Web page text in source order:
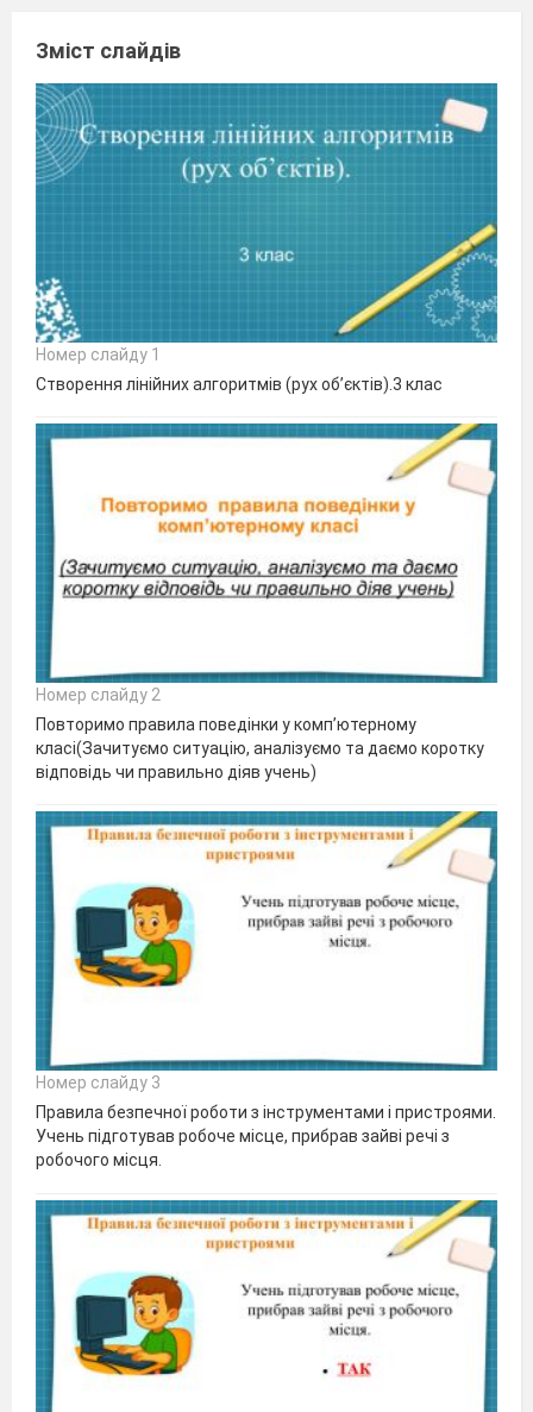
Зміст слайдів
Номер слайду 1
Створення лінійних алгоритмів (рух об’єктів).3 клас
Номер слайду 2
Повторимо правила поведінки у комп’ютерному
класі(Зачитуємо ситуацію, аналізуємо та даємо коротку
відповідь чи правильно діяв учень)
Номер слайду 3
Правила безпечної роботи з інструментами і пристроями.
Учень підготував робоче місце, прибрав зайві речі з
робочого місця.